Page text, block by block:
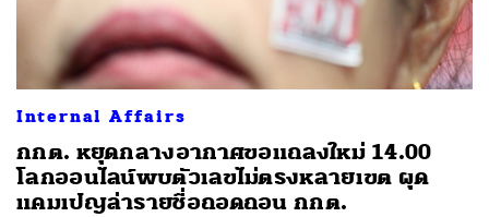
Internal Affairs
กกต. หยุดกลางอากาศขอแถลงใหม่ 14.00
โลกออนไลน์พบตัวเลขไม่ตรงหลายเขต ผุด
แคมเปญล่ารายชื่อถอดถอน กกต.
ค้นหา